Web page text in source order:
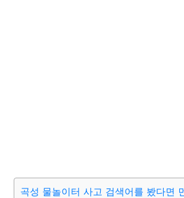
곡성 물놀이터 사고 검색어를 봤다면